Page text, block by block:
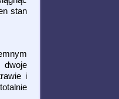
stan
dwoje
i